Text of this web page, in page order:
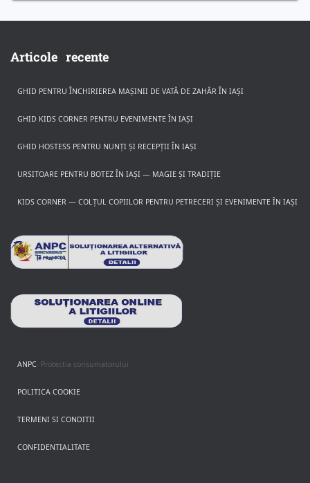
Articole recente
GHID PENTRU ÎNCHIRIEREA MAȘINII DE VATĂ DE ZAHĂR ÎN IAȘI
GHID KIDS CORNER PENTRU EVENIMENTE ÎN IAȘI
GHID HOSTESS PENTRU NUNȚI ȘI RECEPȚII ÎN IAȘI
URSITOARE PENTRU BOTEZ ÎN IAȘI — MAGIE ȘI TRADIȚIE
KIDS CORNER — COLȚUL COPIILOR PENTRU PETRECERI ȘI EVENIMENTE ÎN IAȘI
ANPC- Protectia consumatorului
POLITICA COOKIE
TERMENI SI CONDITII
CONFIDENTIALITATE